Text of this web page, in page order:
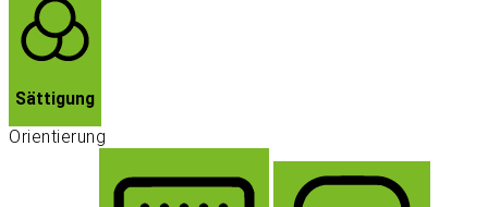
Sättigung
Orientierung